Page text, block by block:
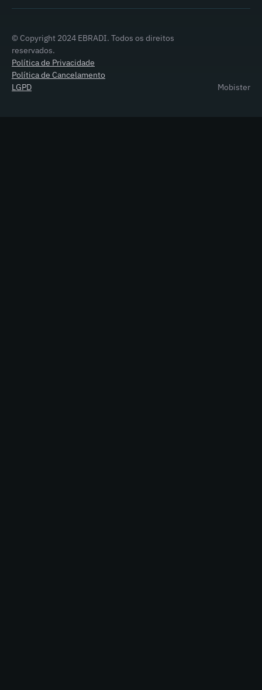
© Copyright 2024 EBRADI. Todos os direitos
reservados.
Política de Privacidade
Política de Cancelamento
LGPD
Mobister